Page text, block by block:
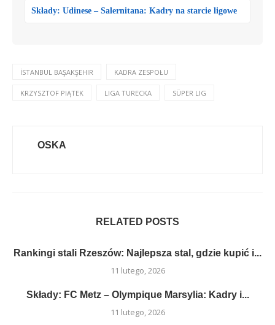
Składy: Udinese – Salernitana: Kadry na starcie ligowe
İSTANBUL BAŞAKŞEHIR KADRA ZESPOŁU
KRZYSZTOF PIĄTEK LIGA TURECKA SÜPER LIG
OSKA
RELATED POSTS
Rankingi stali Rzeszów: Najlepsza stal, gdzie kupić i...
11 lutego, 2026
Składy: FC Metz – Olympique Marsylia: Kadry i...
11 lutego, 2026